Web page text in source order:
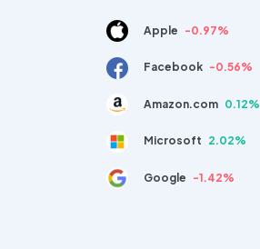
Apple -0.97%
Facebook -0.56%
Amazon.com 0.12%
Microsoft 2.02%
Google -1.42%